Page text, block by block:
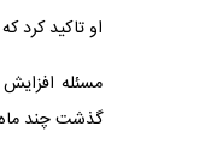
او تاکید کرد که مطالبه‌ی
مسئله
گذشت چند ماه